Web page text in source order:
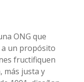
ONG que
un propósito
fructifiquen
más justa y